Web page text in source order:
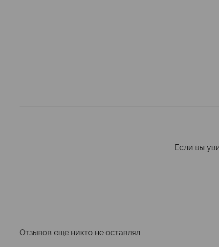
Если вы
Отзывов еще никто не оставлял